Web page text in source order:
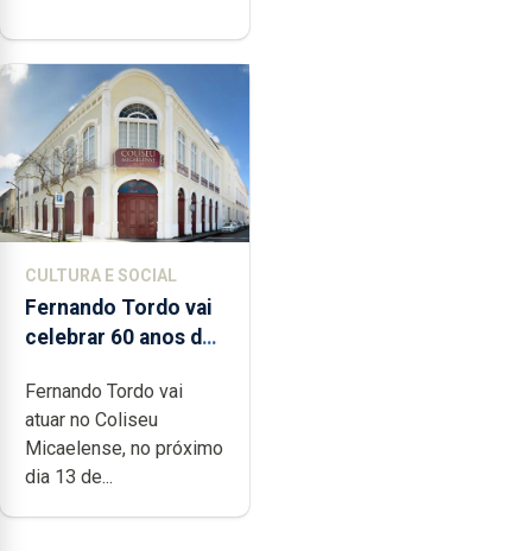
CULTURA E SOCIAL
Fernando Tordo vai
celebrar 60 anos de
Micaelense
Fernando Tordo vai
atuar no Coliseu
Micaelense, no próximo
dia 13 de...